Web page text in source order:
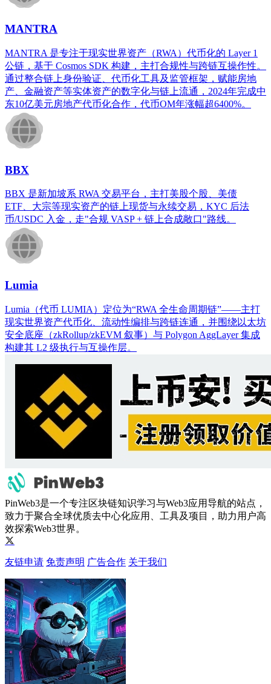
MANTRA
MANTRA 是专注于现实世界资产（RWA）代币化的 Layer 1
公链，基于 Cosmos SDK 构建，主打合规性与跨链互操作性。
通过整合链上身份验证、代币化工具及监管框架，赋能房地
产、金融资产等实体资产的数字化与链上流通，2024年完成中
东10亿美元房地产代币化合作，代币OM年涨幅超6400%。
BBX
BBX 是新加坡系 RWA 交易平台，主打美股个股、美债
ETF、大宗等现实资产的链上现货与永续交易，KYC 后法
币/USDC 入金，走"合规 VASP + 链上合成敞口"路线。
Lumia
Lumia（代币 LUMIA）定位为“RWA 全生命周期链”——主打
现实世界资产代币化、流动性编排与跨链连通，并围绕以太坊
安全底座（zkRollup/zkEVM 叙事）与 Polygon AggLayer 集成
构建其 L2 级执行与互操作层。
PinWeb3是一个专注区块链知识学习与Web3应用导航的站点，
致力于聚合全球优质去中心化应用、工具及项目，助力用户高
效探索Web3世界。
友链申请 免责声明 广告合作 关于我们